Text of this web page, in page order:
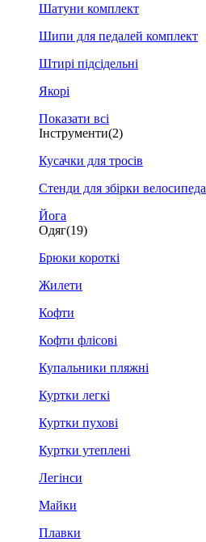
Шатуни комплект
Шипи для педалей комплект
Штирі підсідельні
Якорі
Показати всі
Інструменти(2)
Кусачки для тросів
Стенди для збірки велосипеда
Йога
Одяг(19)
Брюки короткі
Жилети
Кофти
Кофти флісові
Купальники пляжні
Куртки легкі
Куртки пухові
Куртки утеплені
Легінси
Майки
Плавки